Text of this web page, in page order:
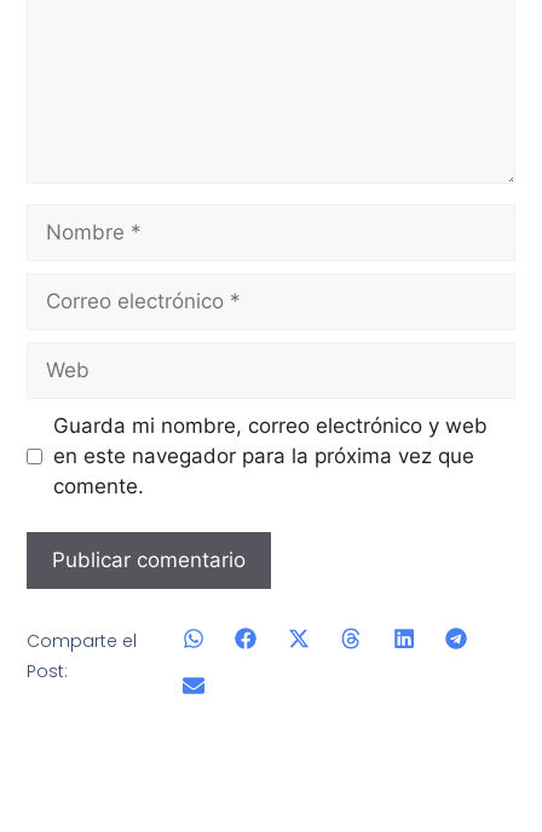
Guarda mi nombre, correo electrónico y web
en este navegador para la próxima vez que
comente.
Comparte el
Post: